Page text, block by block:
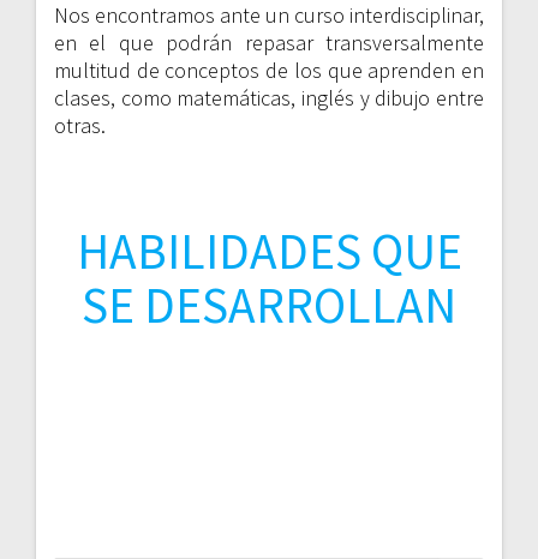
Nos encontramos ante un curso interdisciplinar,
en el que podrán repasar transversalmente
multitud de conceptos de los que aprenden en
clases, como matemáticas, inglés y dibujo entre
otras.
HABILIDADES QUE
SE DESARROLLAN